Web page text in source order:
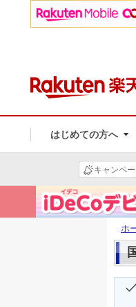
はじめての方へ
キャンペ
ホ